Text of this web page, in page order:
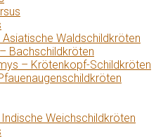
Waldschildkröten
Bachschildkröten
– Krötenkopf-Schildkröten
Weichschildkröten